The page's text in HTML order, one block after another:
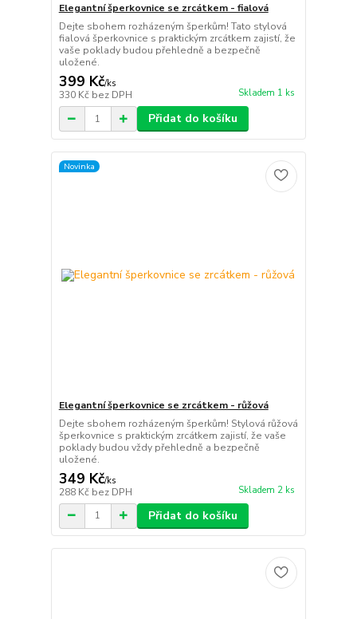
Elegantní šperkovnice se zrcátkem - fialová
Dejte sbohem rozházeným šperkům! Tato stylová
fialová šperkovnice s praktickým zrcátkem zajistí, že
vaše poklady budou přehledně a bezpečně
uložené.
399 Kč/ks
330 Kč bez DPH Skladem 1 ks
Přidat do košíku
Novinka
Elegantní šperkovnice se zrcátkem - růžová
Dejte sbohem rozházeným šperkům! Stylová růžová
šperkovnice s praktickým zrcátkem zajistí, že vaše
poklady budou vždy přehledně a bezpečně
uložené.
349 Kč/ks
288 Kč bez DPH Skladem 2 ks
Přidat do košíku